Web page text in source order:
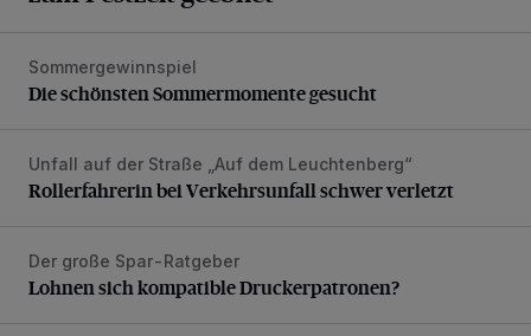
Die schönsten Sommermomente gesucht
Sommergewinnspiel
Die schönsten Sommermomente gesucht
Rollerfahrerin bei Verkehrsunfall schwer verletzt
Unfall auf der Straße „Auf dem Leuchtenberg“
Rollerfahrerin bei Verkehrsunfall schwer verletzt
Lohnen sich kompatible Druckerpatronen?
Der große Spar-Ratgeber
Lohnen sich kompatible Druckerpatronen?